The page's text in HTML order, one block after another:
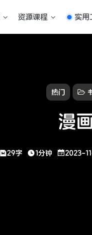
热门
漫
29字 1分钟 2023-
资源课程 实用